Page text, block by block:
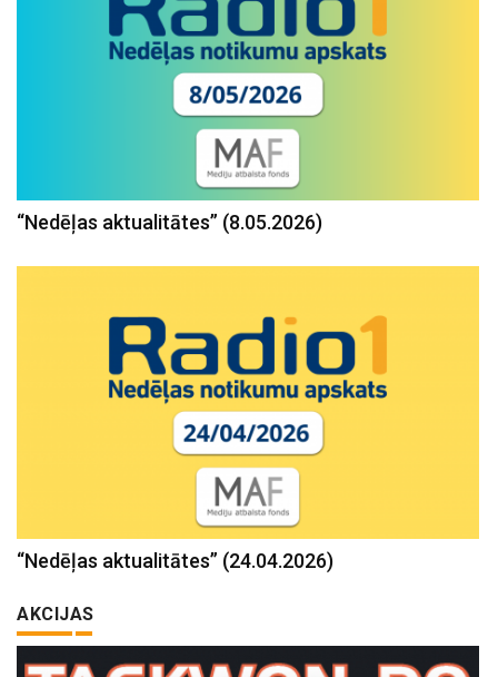
“Nedēļas aktualitātes” (8.05.2026)
“Nedēļas aktualitātes” (24.04.2026)
AKCIJAS